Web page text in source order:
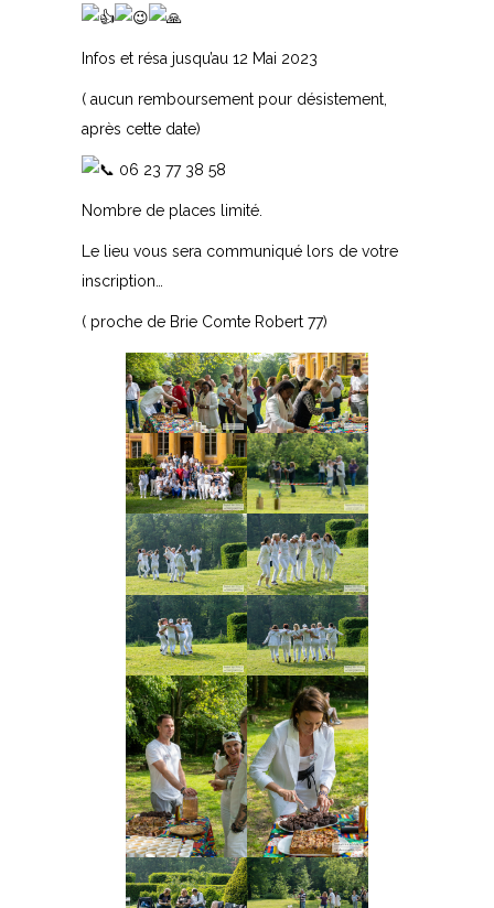
Infos et résa jusqu’au 12 Mai 2023
( aucun remboursement pour désistement,
après cette date)
06 23 77 38 58
Nombre de places limité.
Le lieu vous sera communiqué lors de votre
inscription…
( proche de Brie Comte Robert 77)